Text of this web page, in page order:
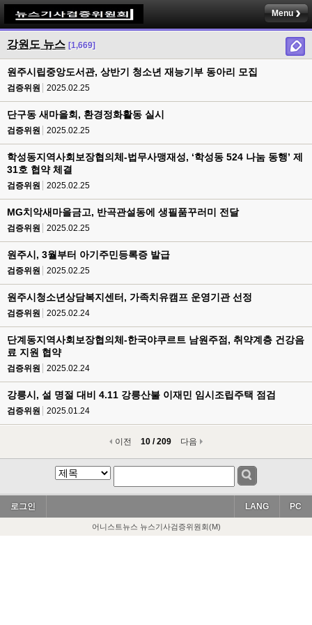
Menu
강원도 뉴스 [1,669]
원주시립중앙도서관, 상반기 청소년 재능기부 동아리 모집
검증위원 2025.02.25
단구동 새마을회, 환경정화활동 실시
검증위원 2025.02.25
학성동지역사회보장협의체-법무사맹재성, ‘학성동 524 나눔 동행’ 제
31호 협약 체결
검증위원 2025.02.25
MG치악새마을금고, 반곡관설동에 생필품꾸러미 전달
검증위원 2025.02.25
원주시, 3월부터 아기주민등록증 발급
검증위원 2025.02.25
원주시청소년상담복지센터, 가족치유캠프 운영기관 선정
검증위원 2025.02.24
단계동지역사회보장협의체-한국야쿠르트 남원주점, 취약계층 건강음
료 지원 협약
검증위원 2025.02.24
강릉시, 설 명절 대비 4.11 강릉산불 이재민 임시조립주택 점검
검증위원 2025.01.24
이전 10 / 209 다음
로그인 PC
LANG
어니스트뉴스 뉴스기사검증위원회(M)